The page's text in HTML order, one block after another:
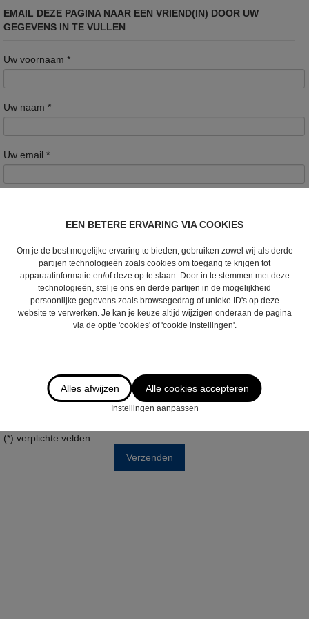
EMAIL DEZE PAGINA NAAR EEN VRIEND(IN) DOOR UW
GEGEVENS IN TE VULLEN
Uw voornaam *
Uw naam *
Uw email *
E-mail van de bestemmeling*
Ik wens de nieuwsbrief te ontvangen
Door dit formulier te verzenden verklaart u zich akkoord met ons
(*) verplichte velden
Verzenden
EEN BETERE ERVARING VIA COOKIES
Om je de best mogelijke ervaring te bieden, gebruiken zowel wij als derde
partijen technologieën zoals cookies om toegang te krijgen tot
apparaatinformatie en/of deze op te slaan. Door in te stemmen met deze
technologieën, stel je ons en derde partijen in de mogelijkheid
persoonlijke gegevens zoals browsegedrag of unieke ID's op deze
website te verwerken. Je kan je keuze altijd wijzigen onderaan de pagina
via de optie 'cookies' of 'cookie instellingen'.
Alles afwijzen Alle cookies accepteren
Instellingen aanpassen